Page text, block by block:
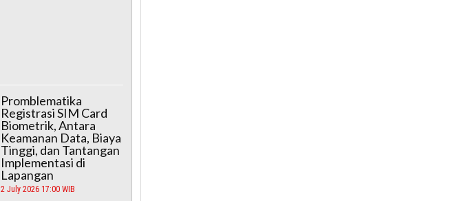
Promblematika
Registrasi SIM Card
Biometrik, Antara
Keamanan Data, Biaya
Tinggi, dan Tantangan
Implementasi di
Lapangan
2 July 2026 17:00 WIB